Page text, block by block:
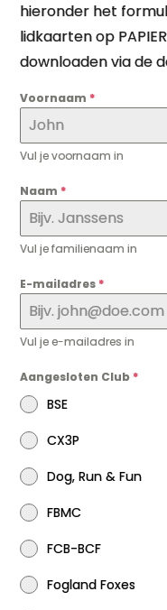
hieronder het
lidkaarten op
downloaden via de
Voornaam *
Vul je voornaam in
Naam *
Vul je familienaam in
E-mailadres *
Vul je e-mailadres in
Aangesloten Club *
BSE
CX3P
Dog, Run & Fun
FBMC
FCB-BCF
Fogland Foxes